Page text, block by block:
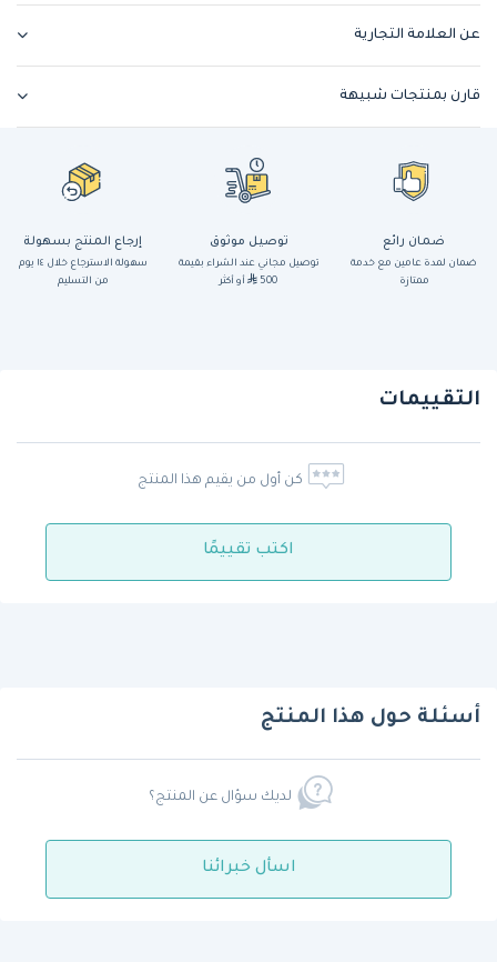
عن العلامة التجارية
قارن بمنتجات شبيهة
ضمان رائع
ضمان لمدة عامين مع خدمة
ممتازة
توصيل موثوق
توصيل مجاني عند الشراء بقيمة
500
أو أكثر
إرجاع المنتج بسهولة
سهولة الاسترجاع خلال ١٤ يوم
من التسليم
التقييمات
كن أول من يقيم هذا المنتج
اكتب تقييمًا
أسئلة حول هذا المنتج
لديك سؤال عن المنتج؟
اسأل خبرائنا